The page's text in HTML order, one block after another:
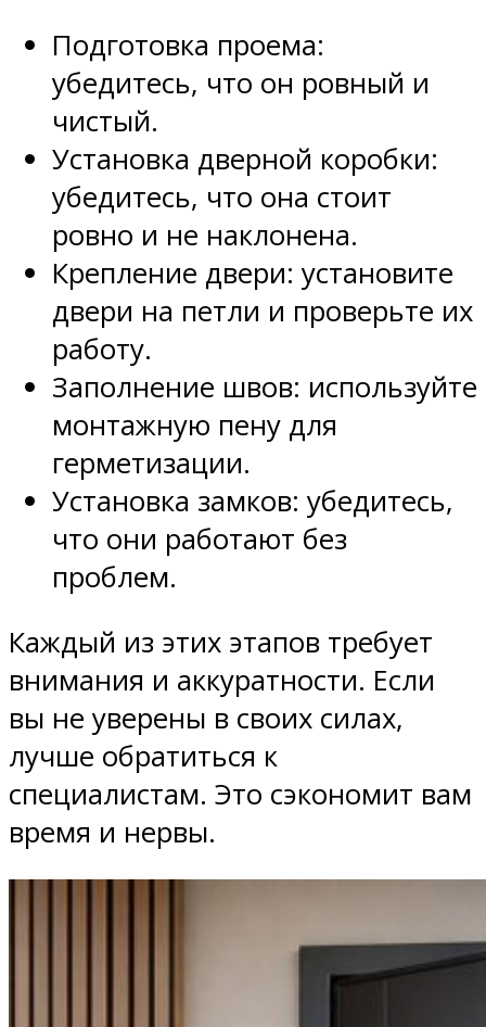
Подготовка проема:
убедитесь, что он ровный и
чистый.
Установка дверной коробки:
убедитесь, что она стоит
ровно и не наклонена.
Крепление двери: установите
двери на петли и проверьте их
работу.
Заполнение швов: используйте
монтажную пену для
герметизации.
Установка замков: убедитесь,
что они работают без
проблем.
Каждый из этих этапов требует
внимания и аккуратности. Если
вы не уверены в своих силах,
лучше обратиться к
специалистам. Это сэкономит вам
время и нервы.